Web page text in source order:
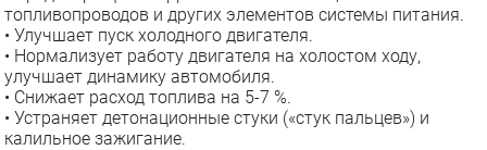
топливопроводов и других элементов системы питания.
• Улучшает пуск холодного двигателя.
• Нормализует работу двигателя на холостом ходу,
улучшает динамику автомобиля.
• Снижает расход топлива на 5-7 %.
• Устраняет детонационные стуки («стук пальцев») и
калильное зажигание.